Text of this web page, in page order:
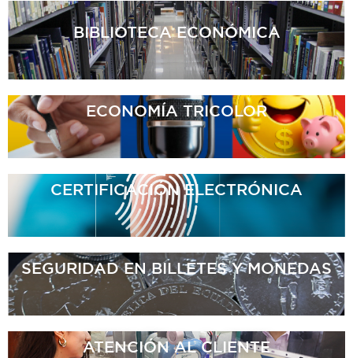
BIBLIOTECAECONÓMICA
ECONOMÍATRICOLOR
CERTIFICACIÓNELECTRÓNICA
SEGURIDAD EN BILLETESY MONEDAS
ATENCIÓNAL CLIENTE